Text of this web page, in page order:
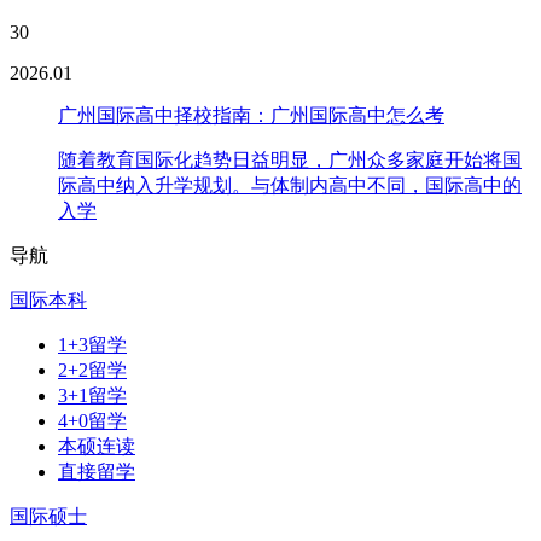
30
2026.01
广州国际高中择校指南：广州国际高中怎么考
随着教育国际化趋势日益明显，广州众多家庭开始将国
际高中纳入升学规划。与体制内高中不同，国际高中的
入学
导航
国际本科
1+3留学
2+2留学
3+1留学
4+0留学
本硕连读
直接留学
国际硕士